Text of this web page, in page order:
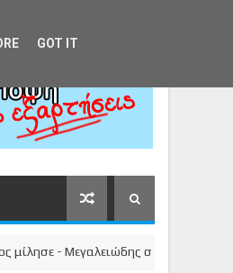
- Μεγαλειώδης συγκέντρωση του
GOT IT